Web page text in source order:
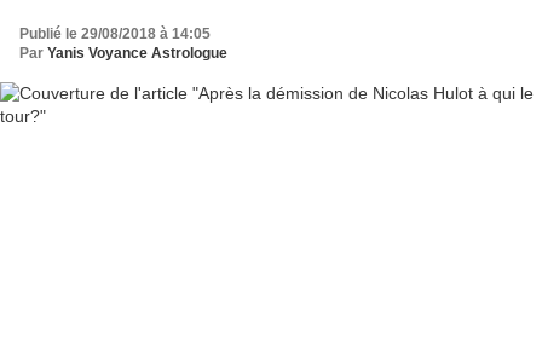
Publié le 29/08/2018 à 14:05
Par Yanis Voyance Astrologue